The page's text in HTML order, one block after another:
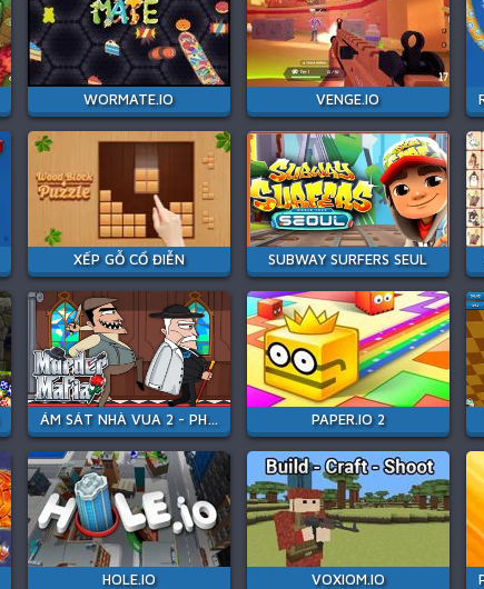
WORMATE.IO VENGE.IO
XẾP GỖ CỔ ĐIỄN SUBWAY SURFERS SEUL
ÁM SÁT NHÀ VUA 2 - PHIÊN BẢN MAFIA PAPER.IO 2
HOLE.IO VOXIOM.IO